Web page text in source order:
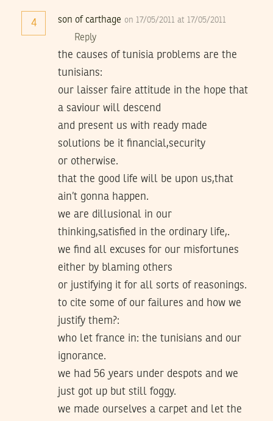
4 son of carthage on 17/05/2011 at 17/05/2011
Reply
the causes of tunisia problems are the
tunisians:
our laisser faire attitude in the hope that
a saviour will descend
and present us with ready made
solutions be it financial,security
or otherwise.
that the good life will be upon us,that
ain’t gonna happen.
we are dillusional in our
thinking,satisfied in the ordinary life,.
we find all excuses for our misfortunes
either by blaming others
or justifying it for all sorts of reasonings.
to cite some of our failures and how we
justify them?:
who let france in: the tunisians and our
ignorance.
we had 56 years under despots and we
just got up but still foggy.
we made ourselves a carpet and let the